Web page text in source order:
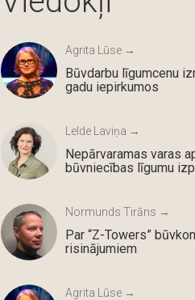
Agrita Lūse →
Būvdarbu līgumcenu
gadu iepirkumos
Lelde Laviņa →
Nepārvaramas varas
būvniecības līgumu
Normunds Tirāns →
Par “Z-Towers”
risinājumiem
Agrita Lūse →